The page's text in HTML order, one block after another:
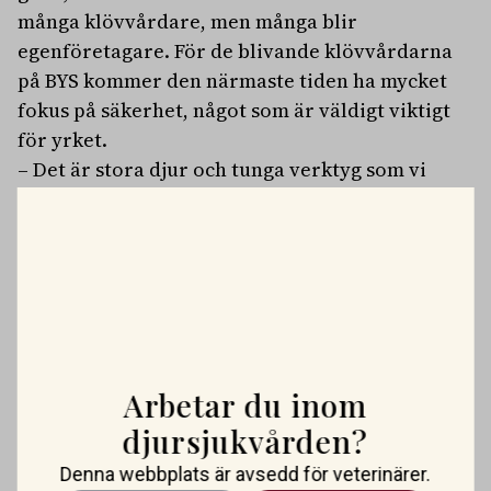
många klövvårdare, men många blir
egenföretagare. För de blivande klövvårdarna
på BYS kommer den närmaste tiden ha mycket
fokus på säkerhet, något som är väldigt viktigt
för yrket.
– Det är stora djur och tunga verktyg som vi
Djursjukhus – Uppsalas ledande djursjukhus – expanderar
nu sin specialistverksamhet och söker legitimerade
veterinärer med specialistkompetens som vill vara med
och forma vårt nästa kapitel. Hos oss möter du ett
HELTID PLATS: UPPSALA
Vi söker veterinär – erfaren eller ny i yrket
Bergsåkers Hästklinik är en del av koncernen Husaby
Arbetar du inom
djursjukvården?
Denna webbplats är avsedd för veterinärer.